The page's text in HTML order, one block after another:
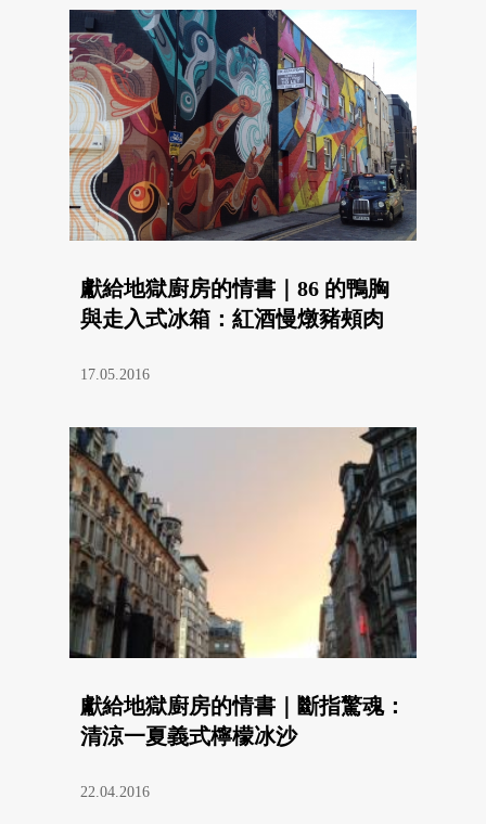
獻給地獄廚房的情書｜86 的鴨胸
與走入式冰箱：紅酒慢燉豬頰肉
17.05.2016
獻給地獄廚房的情書｜斷指驚魂：
清涼一夏義式檸檬冰沙
22.04.2016